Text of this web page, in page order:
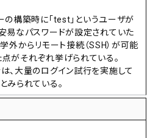
の構築時に「test」というユーザが
易なパスワードが設定されていた
外からリモート接続（SSH）が可能
がそれぞれ挙げられている。
、大量のログイン試行を実施して
みられている。